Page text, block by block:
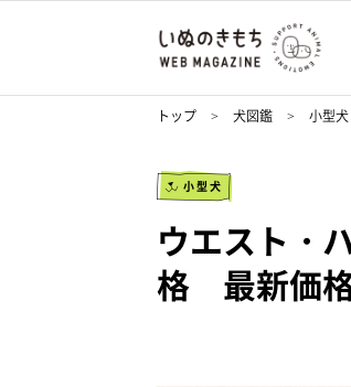
トップ 犬図鑑 小型犬
小型犬
ウエスト・
格 最新価格